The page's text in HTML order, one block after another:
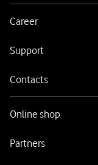
Career
Support
Contacts
Online shop
Partners